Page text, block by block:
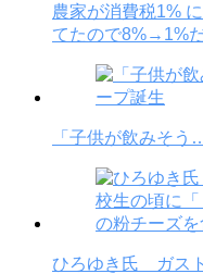
農家が消費税1%
てたので8%→1%
「子供が飲みそ
ひろゆき氏 ガス